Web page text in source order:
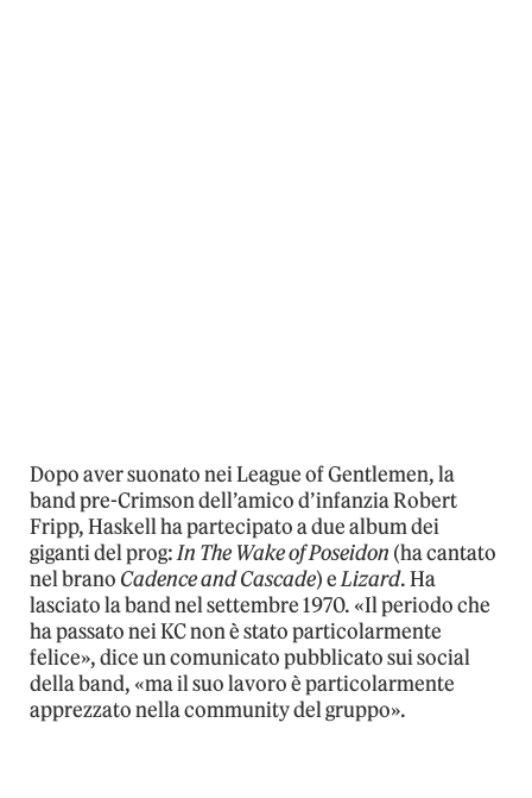
Dopo aver suonato nei League of Gentlemen, la
band pre-Crimson dell’amico d’infanzia Robert
Fripp, Haskell ha partecipato a due album dei
giganti del prog:In The Wake of Poseidon (ha cantato
nel brano Cadence and Cascade) eLizard. Ha
lasciato la band nel settembre 1970. «Il periodo che
ha passato nei KC non è stato particolarmente
felice», dice un comunicato pubblicato sui social
della band, «ma il suo lavoro è particolarmente
apprezzato nella community del gruppo».